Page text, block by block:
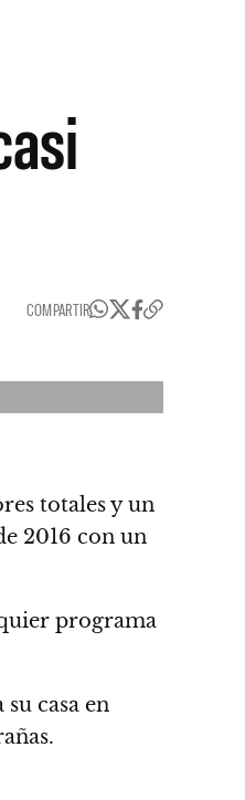
COMPARTIR
totales y un
2016 con un
programa
casa en